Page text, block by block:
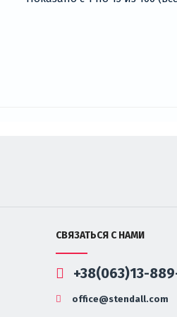
СВЯЗАТЬСЯ С НАМИ
+38(063)13-
office@stendall.com